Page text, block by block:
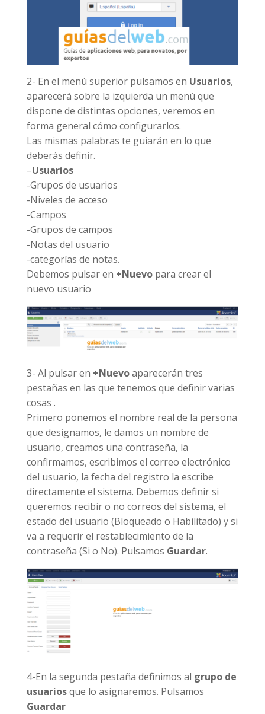
2- En el menú superior pulsamos en Usuarios,
aparecerá sobre la izquierda un menú que
dispone de distintas opciones, veremos en
forma general cómo configurarlos.
Las mismas palabras te guiarán en lo que
deberás definir.
–Usuarios
-Grupos de usuarios
-Niveles de acceso
-Campos
-Grupos de campos
-Notas del usuario
-categorías de notas.
Debemos pulsar en +Nuevopara crear el
nuevo usuario
3- Al pulsar en +Nuevoaparecerán tres
pestañas en las que tenemos que definir varias
cosas .
Primero ponemos el nombre real de la persona
que designamos, le damos un nombre de
usuario, creamos una contraseña, la
confirmamos, escribimos el correo electrónico
del usuario, la fecha del registro la escribe
directamente el sistema. Debemos definir si
queremos recibir o no correos del sistema, el
estado del usuario (Bloqueado o Habilitado) y si
va a requerir el restablecimiento de la
contraseña (Si o No). Pulsamos Guardar.
4-En la segunda pestaña definimos al grupo de
usuariosque lo asignaremos. Pulsamos
Guardar